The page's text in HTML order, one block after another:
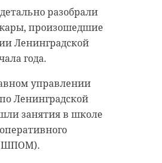
разобрали
произошедшие
Ленинградской
года.
управлении
Ленинградской
занятия в школе
(ШПОМ).
нового
города
на нас в
на нас в